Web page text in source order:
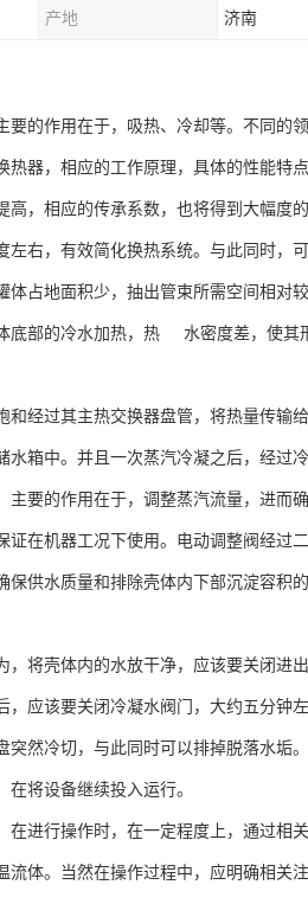
产地 济南
的作用在于，吸热、冷却等。不同的
器，相应的工作原理，具体的性能特
，相应的传承系数，也将得到大幅度
右，有效简化换热系统。与此同时，
占地面积少，抽出管束所需空间相对
底部的冷水加热，热 水密度差，使其
经过其主热交换器盘管，将热量传输
箱中。并且一次蒸汽冷凝之后，经过
要的作用在于，调整蒸汽流量，进而
在机器工况下使用。电动调整阀经过
供水质量和排除壳体内下部沉淀容积
将壳体内的水放干净，应该要关闭进
应该要关闭冷凝水阀门，大约五分钟
然冷切，与此同时可以排掉脱落水垢
将设备继续投入运行。
进行操作时，在一定程度上，通过相
体。当然在操作过程中，应明确相关注